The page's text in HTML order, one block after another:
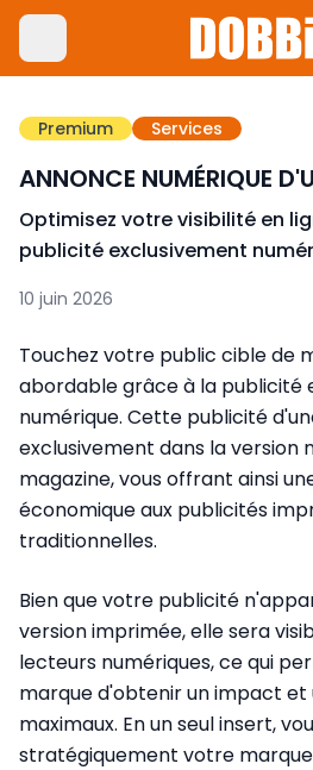
Premium Services
ANNONCE NUMÉRIQUE
Optimisez votre visibilité en
publicité exclusivement
10 juin 2026
Touchez votre public cible de
abordable grâce à la publicité
numérique. Cette publicité
exclusivement dans la version
magazine, vous offrant ainsi
économique aux publicités
traditionnelles.
Bien que votre publicité
version imprimée, elle sera
lecteurs numériques, ce qui
marque d'obtenir un impact
maximaux. En un seul insert,
stratégiquement votre